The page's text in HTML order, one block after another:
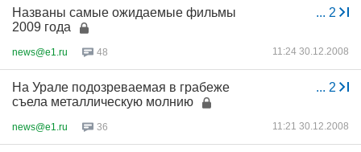
... 2
Названы самые ожидаемые фильмы
2009 года
news@e1.ru 48 11:24 30.12.2008
... 2
На Урале подозреваемая в грабеже
съела металлическую молнию
news@e1.ru 36 11:21 30.12.2008